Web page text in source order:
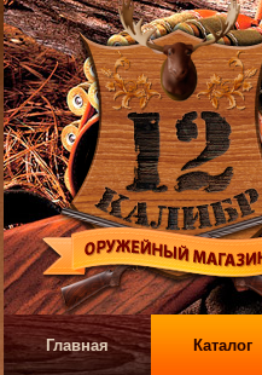
Главная Каталог